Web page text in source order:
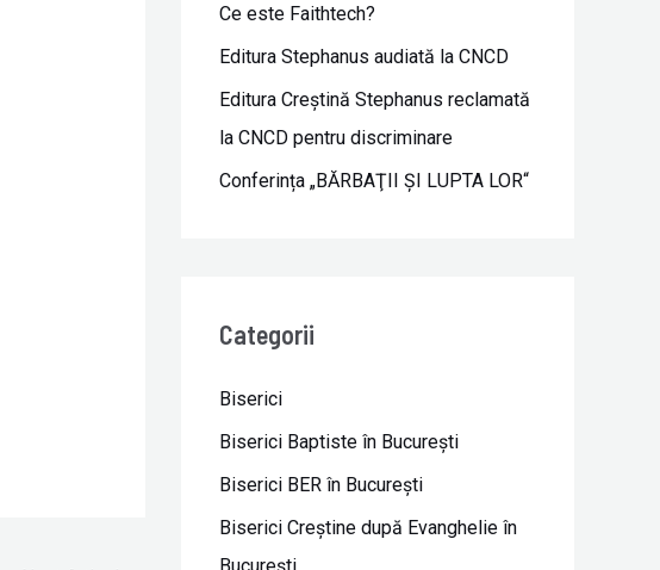
Ce este Faithtech?
Editura Stephanus audiată la CNCD
Editura Creștină Stephanus reclamată
la CNCD pentru discriminare
Conferința „BĂRBAŢII ŞI LUPTA LOR“
Categorii
Biserici
Biserici Baptiste în Bucureşti
Biserici BER în Bucureşti
Biserici Creştine după Evanghelie în